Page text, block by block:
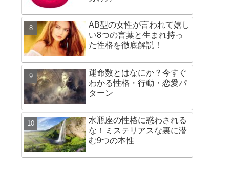
AB型の女性が言われて嬉し
い8つの言葉と生まれ持っ
た性格を徹底解説！
運命数とはなにか？今すぐ
わかる性格・行動・恋愛パ
ターン
水瓶座の性格に惑わされる
な！ミステリアスな裏に潜
む9つの本性